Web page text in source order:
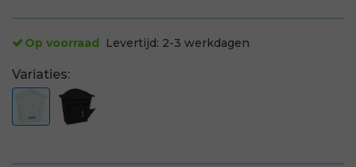
Op voorraad Levertijd: 2-3 werkdagen
Variaties: